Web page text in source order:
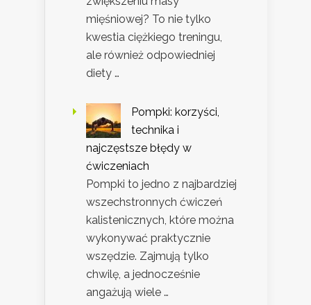
mięśniowej? To nie tylko
kwestia ciężkiego treningu,
ale również odpowiedniej
diety …
Pompki: korzyści,
technika i
najczęstsze błędy w
ćwiczeniach
Pompki to jedno z najbardziej
wszechstronnych ćwiczeń
kalistenicznych, które można
wykonywać praktycznie
wszędzie. Zajmują tylko
chwilę, a jednocześnie
angażują wiele …